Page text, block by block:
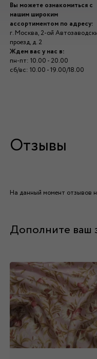
Вы можете ознакомиться с
нашим широким
ассортиментом по адресу:
г. Москва, 2-ой
проезд, д. 2
Ждем вас у нас в:
пн-пт: 10.00 - 20.00
сб/вс: 10.00 - 19.00/18.00
Отзывы
На данный момент отзывов
Дополните ваш